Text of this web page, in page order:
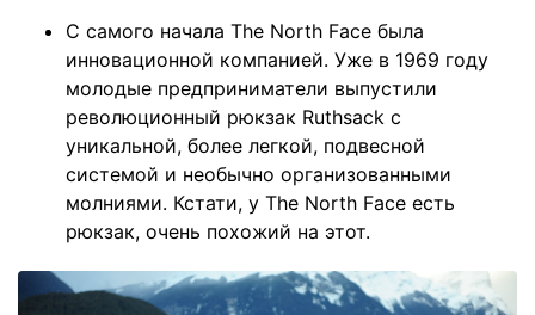
С самого начала The North Face была
инновационной компанией. Уже в 1969 году
молодые предприниматели выпустили
революционный рюкзак Ruthsack с
уникальной, более легкой, подвесной
системой и необычно организованными
молниями. Кстати, у The North Face есть
рюкзак, очень похожий на этот.